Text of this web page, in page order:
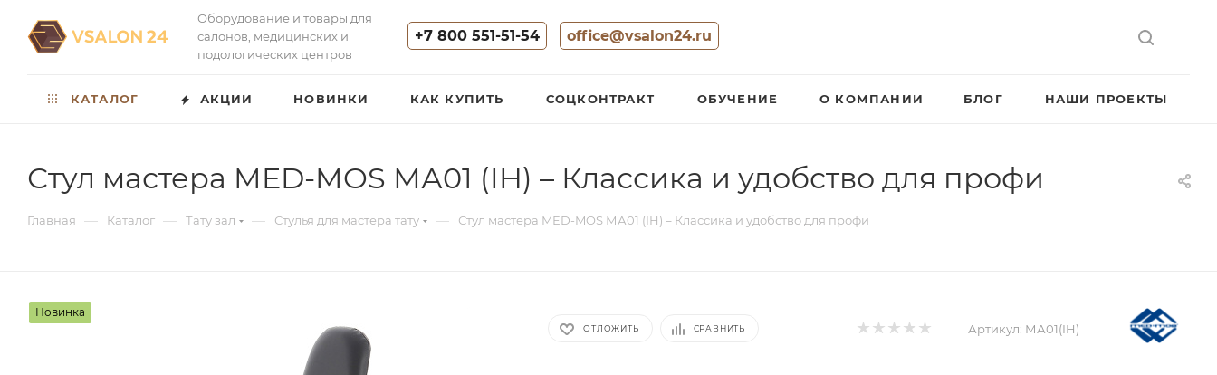
Оборудование и товары для
салонов, медицинских и
подологических центров
+7 800 551-51-54 office@vsalon24.ru
КАТАЛОГ АКЦИИ НОВИНКИ КАК КУПИТЬ СОЦКОНТРАКТ ОБУЧЕНИЕ О КОМПАНИИ БЛОГ НАШИ ПРОЕКТЫ
Стул мастера MED-MOS МА01 (IH) – Классика и удобство для профи
Главная — Каталог — Тату зал — Стулья для мастера тату — Стул мастера MED-MOS МА01 (IH) – Классика и удобство для профи
Новинка
ОТЛОЖИТЬ СРАВНИТЬ Артикул: МА01(IH)